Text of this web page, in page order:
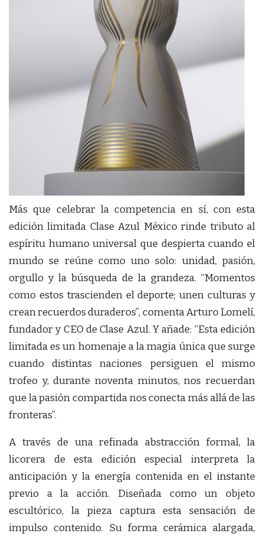
Más que celebrar la competencia en sí, con esta
edición limitada Clase Azul México rinde tributo al
espíritu humano universal que despierta cuando el
mundo se reúne como uno solo: unidad, pasión,
orgullo y la búsqueda de la grandeza. “Momentos
como estos trascienden el deporte; unen culturas y
crean recuerdos duraderos”, comenta Arturo Lomelí,
fundador y CEO de Clase Azul. Y añade: “Esta edición
limitada es un homenaje a la magia única que surge
cuando distintas naciones persiguen el mismo
trofeo y, durante noventa minutos, nos recuerdan
que la pasión compartida nos conecta más allá de las
fronteras”.
A través de una refinada abstracción formal, la
licorera de esta edición especial interpreta la
anticipación y la energía contenida en el instante
previo a la acción. Diseñada como un objeto
escultórico, la pieza captura esta sensación de
impulso contenido. Su forma cerámica alargada,